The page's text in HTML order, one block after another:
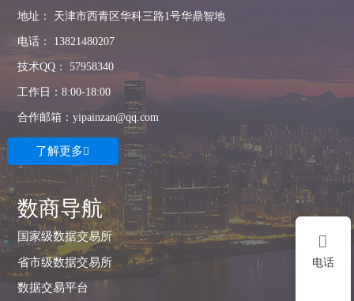
地址： 天津市西青区华科三路1号华鼎智地
电话： 13821480207
技术QQ： 57958340
工作日：8:00-18:00
合作邮箱：yipainzan@qq.com
了解更多
数商导航
国家级数据交易所
省市级数据交易所
数据交易平台

电话